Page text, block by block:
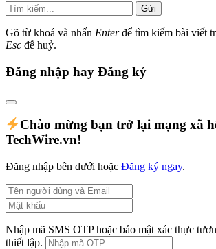
Gửi
Gõ từ khoá và nhấn Enterđể tìm kiếm bài viết
Esc để huỷ.
Đăng nhập hay Đăng ký
Chào mừng bạn trở lại mạng xã
TechWire.vn!
Đăng nhập bên dưới hoặc Đăng ký ngay.
Nhập mã SMS OTP hoặc bảo mật xác thực
thiết lập.